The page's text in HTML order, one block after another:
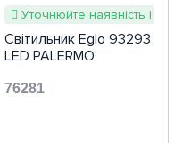
Уточнюйте наявність і
Світильник Eglo 93293
LED PALERMO
76281